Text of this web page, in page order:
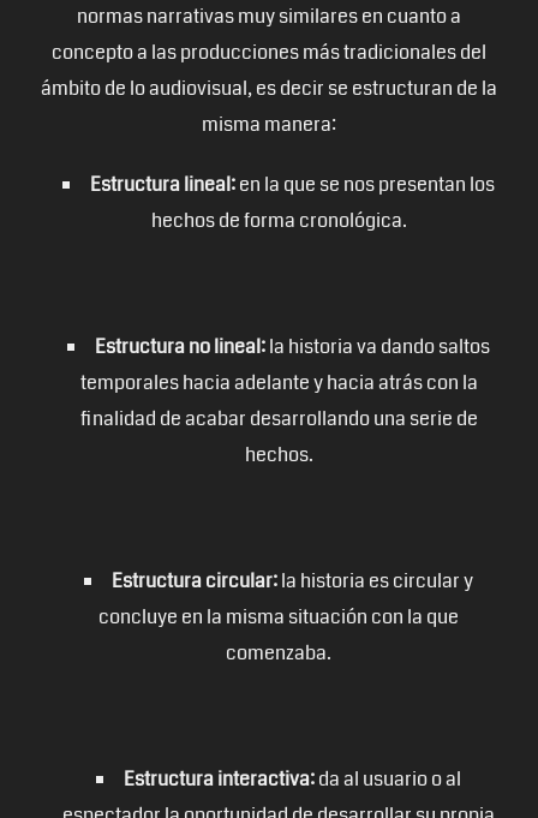
normas narrativas muy similares en cuanto a
concepto a las producciones más tradicionales del
ámbito de lo audiovisual, es decir se estructuran de la
misma manera:
Estructura lineal:en la que se nos presentan los
hechos de forma cronológica.
Estructura no lineal:la historia va dando saltos
temporales hacia adelante y hacia atrás con la
finalidad de acabar desarrollando una serie de
hechos.
Estructura circular:la historia es circular y
concluye en la misma situación con la que
comenzaba.
Estructura interactiva:da al usuario o al